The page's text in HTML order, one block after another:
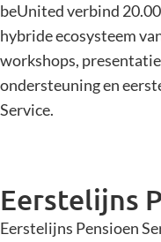
beUnited verbind
hybride ecosysteem
workshops,
ondersteuning en
Service.
Eerstelijns
Eerstelijns Pensioen